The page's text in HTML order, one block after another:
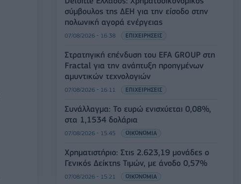
σύμβουλος της ΔΕΗ για την είσοδο στην
πολωνική αγορά ενέργειας
07/08/2026 - 16:38 ΕΠΙΧΕΙΡΗΣΕΙΣ
Στρατηγική επένδυση του EFA GROUP στη
Fractal για την ανάπτυξη προηγμένων
αμυντικών τεχνολογιών
07/08/2026 - 16:11 ΕΠΙΧΕΙΡΗΣΕΙΣ
Συνάλλαγμα: Το ευρώ ενισχύεται 0,08%,
στα 1,1534 δολάρια
07/08/2026 - 15:45 ΟΙΚΟΝΟΜΙΑ
Χρηματιστήριο: Στις 2.623,19 μονάδες ο
Γενικός Δείκτης Τιμών, με άνοδο 0,57%
07/08/2026 - 15:21 ΟΙΚΟΝΟΜΙΑ